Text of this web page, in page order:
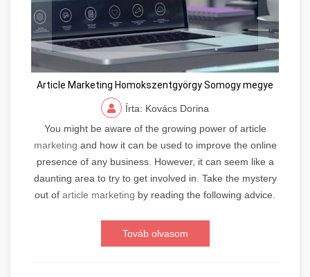
Article Marketing Homokszentgyörgy Somogy megye
Írta: Kovács Dorina
You might be aware of the growing power of article
marketing and how it can be used to improve the online
presence of any business. However, it can seem like a
daunting area to try to get involved in. Take the mystery
out of article marketing by reading the following advice.
Továb olvasom